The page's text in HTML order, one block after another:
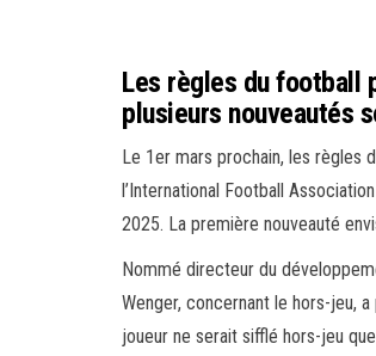
Les règles du football
plusieurs nouveautés
Le 1er mars prochain, les règles
l’International Football
2025. La première nouveauté
Nommé directeur du
Wenger, concernant le hors-jeu,
joueur ne serait sifflé hors-jeu